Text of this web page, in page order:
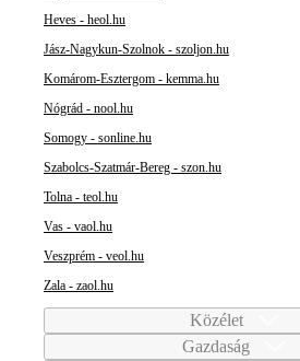
Heves - heol.hu
Jász-Nagykun-Szolnok - szoljon.hu
Komárom-Esztergom - kemma.hu
Nógrád - nool.hu
Somogy - sonline.hu
Szabolcs-Szatmár-Bereg - szon.hu
Tolna - teol.hu
Vas - vaol.hu
Veszprém - veol.hu
Zala - zaol.hu
Közélet
Gazdaság